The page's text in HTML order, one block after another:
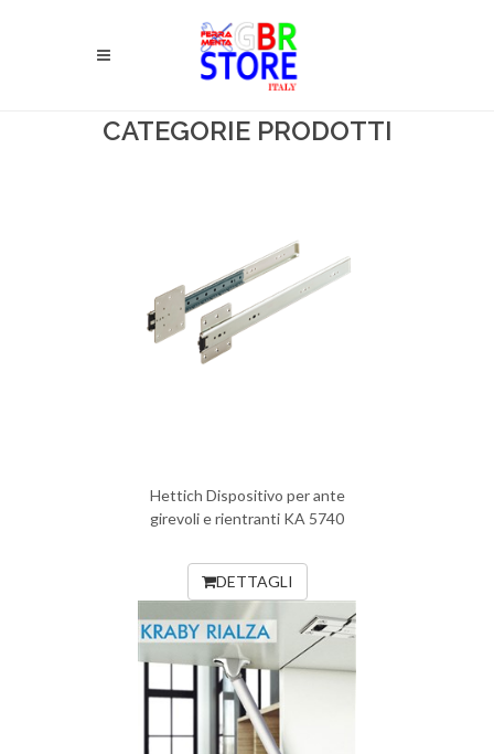
CATEGORIE PRODOTTI
Hettich Dispositivo per ante
girevoli e rientranti KA 5740
DETTAGLI